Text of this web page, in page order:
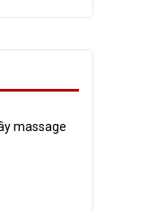
massage